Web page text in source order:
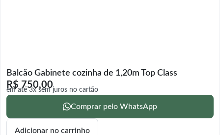
Balcão Gabinete cozinha de 1,20m Top Class
R$ 750,00
em até 3x sem juros no cartão
Comprar pelo WhatsApp
Adicionar no carrinho